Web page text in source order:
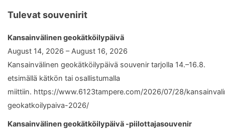
Tulevat souvenirit
Kansainvälinen geokätköilypäivä
August 14, 2026 – August 16, 2026
Kansainvälinen geokätköilypäivä souvenir tarjolla 14.–16.8.
etsimällä kätkön tai osallistumalla
miittiin. https://www.6123tampere.com/2026/07/28/
geokatkoilypaiva-2026/
Kansainvälinen geokätköilypäivä -piilottajasouvenir